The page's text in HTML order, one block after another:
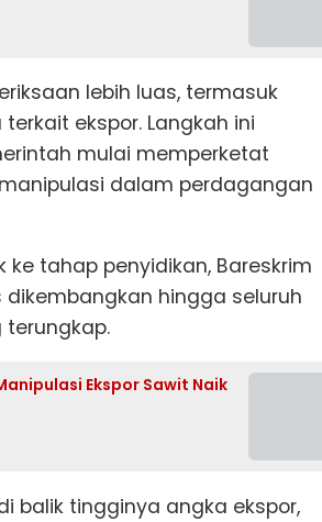
lebih luas, termasuk
ekspor. Langkah ini
mulai memperketat
dalam perdagangan
tahap penyidikan, Bareskrim
hingga seluruh
terungkap.
Ekspor Sawit Naik
balik tingginya angka ekspor,